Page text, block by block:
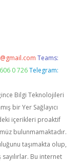
Teams:
0 726 Telegram:
Bilgi Teknolojileri
bir Yer Sağlayıcı
içerikleri proaktif
bulunmamaktadır.
taşımakta olup,
Bu internet